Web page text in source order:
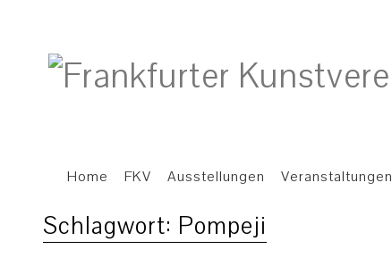
Home FKV Ausstellungen Veranstaltungen
Schlagwort: Pompeji